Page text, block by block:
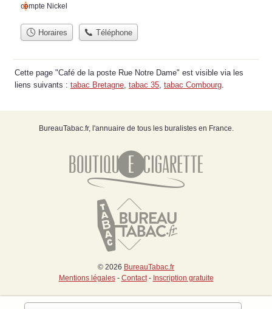
compte Nickel
Horaires Téléphone
Cette page "Café de la poste Rue Notre Dame" est visible via les
liens suivants : tabac Bretagne, tabac 35, tabac Combourg.
BureauTabac.fr, l'annuaire de tous les buralistes en France.
© 2026 BureauTabac.fr
Mentions légales- Contact- Inscription gratuite